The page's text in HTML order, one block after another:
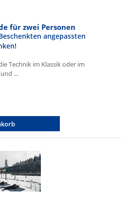
für zwei Personen
angepassten
Technik im Klassik oder im
...